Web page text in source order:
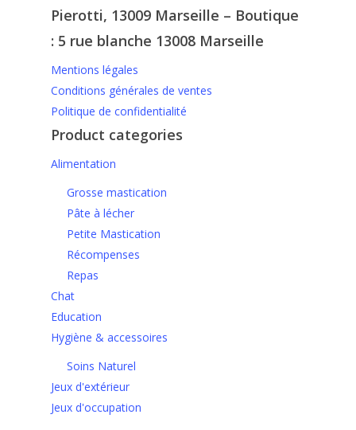
Pierotti, 13009 Marseille – Boutique
: 5 rue blanche 13008 Marseille
Mentions légales
Conditions générales de ventes
Politique de confidentialité
Product categories
Alimentation
Grosse mastication
Pâte à lécher
Petite Mastication
Récompenses
Repas
Chat
Education
Hygiène & accessoires
Soins Naturel
Jeux d'extérieur
Jeux d'occupation